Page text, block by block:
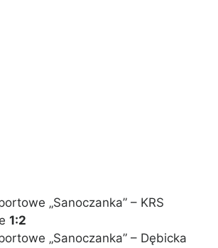
„Sanoczanka” – KRS
1:2
„Sanoczanka” – Dębicka